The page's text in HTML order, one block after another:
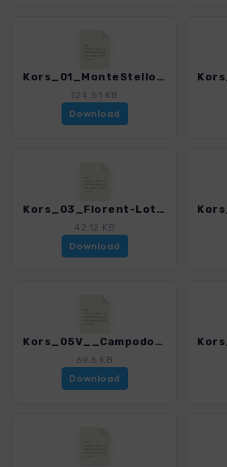
Kors_01_MonteStello_4280_18.gpx
124.51 KB
Download
Kors_03_Florent-Loto_4280_18.gpx
42.12 KB
Download
Kors_05V__Campodonico-MonteSanPetrone_4280_18.gpx
69.6 KB
Download